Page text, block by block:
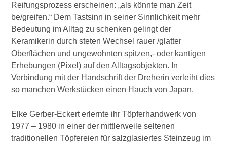
Reifungsprozess erscheinen: „als könnte man Zeit
be/greifen.“ Dem Tastsinn in seiner Sinnlichkeit mehr
Bedeutung im Alltag zu schenken gelingt der
Keramikerin durch steten Wechsel rauer /glatter
Oberflächen und ungewohnten spitzen,- oder kantigen
Erhebungen (Pixel) auf den Alltagsobjekten. In
Verbindung mit der Handschrift der Dreherin verleiht dies
so manchen Werkstücken einen Hauch von Japan.
Elke Gerber-Eckert erlernte ihr Töpferhandwerk von
1977 – 1980 in einer der mittlerweile seltenen
traditionellen Töpfereien für salzglasiertes Steinzeug im